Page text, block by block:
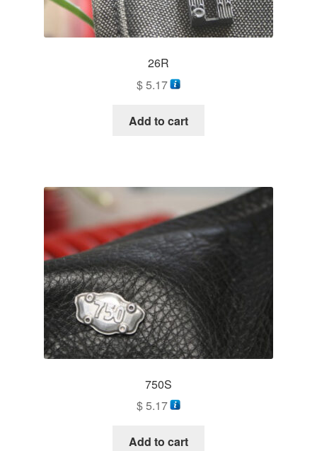
26R
$5.17
Add to cart
750S
$5.17
Add to cart